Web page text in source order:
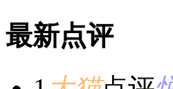
最新点评